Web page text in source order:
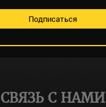
СВЯЗЬ С НАМИ